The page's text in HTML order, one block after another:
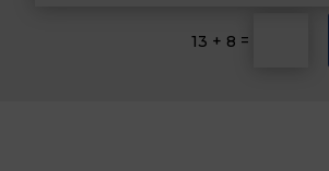
13 + 8 =